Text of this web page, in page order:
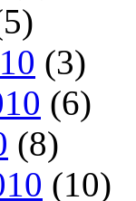
(3)
(6)
(8)
(10)